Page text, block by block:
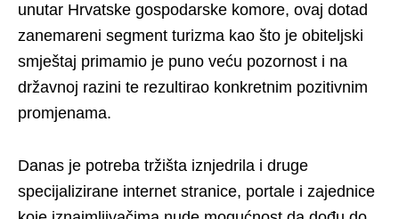
unutar Hrvatske gospodarske komore, ovaj dotad
zanemareni segment turizma kao što je obiteljski
smještaj primamio je puno veću pozornost i na
državnoj razini te rezultirao konkretnim pozitivnim
promjenama.
Danas je potreba tržišta iznjedrila i druge
specijalizirane internet stranice, portale i zajednice